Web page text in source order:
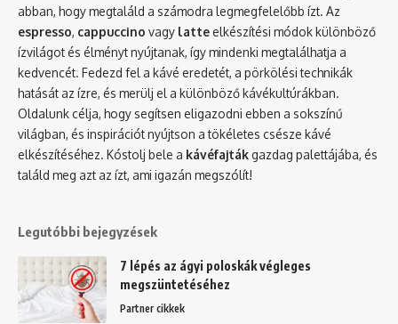
abban, hogy megtaláld a számodra legmegfelelőbb ízt. Az
espresso, cappuccino vagy latte elkészítési módok különböző
ízvilágot és élményt nyújtanak, így mindenki megtalálhatja a
kedvencét. Fedezd fel a kávé eredetét, a pörkölési technikák
hatását az ízre, és merülj el a különböző kávékultúrákban.
Oldalunk célja, hogy segítsen eligazodni ebben a sokszínű
világban, és inspirációt nyújtson a tökéletes csésze kávé
elkészítéséhez. Kóstolj bele a kávéfajtákgazdag palettájába, és
találd meg azt az ízt, ami igazán megszólít!
Legutóbbi bejegyzések
7 lépés az ágyi poloskák végleges
megszüntetéséhez
Partner cikkek